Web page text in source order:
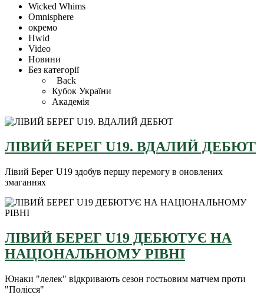
Wicked Whims
Omnisphere
окремо
Hwid
Video
Новини
Без категорії
Back
Кубок України
Академія
ЛІВИЙ БЕРЕГ U19. ВДАЛИЙ ДЕБЮТ
Лівий Берег U19 здобув першу перемогу в оновлених
змаганнях
ЛІВИЙ БЕРЕГ U19 ДЕБЮТУЄ НА
НАЦІОНАЛЬНОМУ РІВНІ
Юнаки "лелек" відкривають сезон гостьовим матчем проти
"Полісся"